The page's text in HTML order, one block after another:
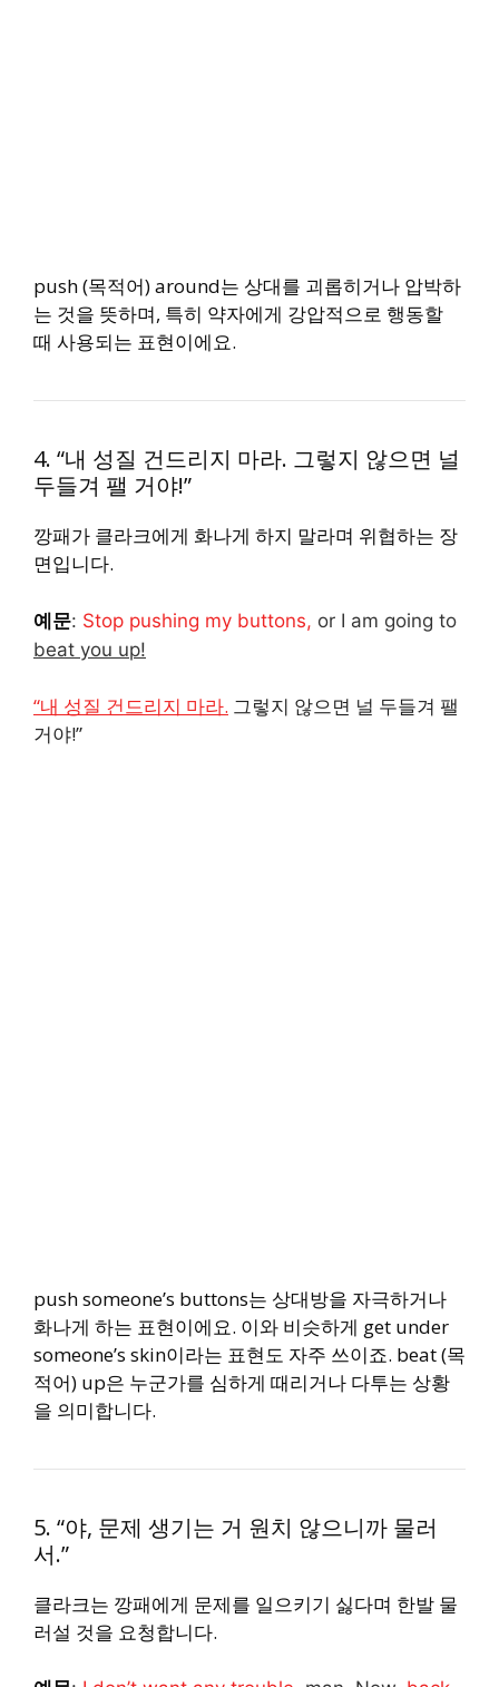
push (목적어) around는 상대를 괴롭히거나 압박하
는 것을 뜻하며, 특히 약자에게 강압적으로 행동할
때 사용되는 표현이에요.
4. “내 성질 건드리지 마라. 그렇지 않으면 널
두들겨 팰 거야!”
깡패가 클라크에게 화나게 하지 말라며 위협하는 장
면입니다.
예문: Stop pushing my buttons, or I am going to
beat you up!
“내 성질 건드리지 마라. 그렇지 않으면 널 두들겨 팰
거야!”
push someone’s buttons는 상대방을 자극하거나
화나게 하는 표현이에요. 이와 비슷하게 get under
someone’s skin이라는 표현도 자주 쓰이죠. beat (목
적어) up은 누군가를 심하게 때리거나 다투는 상황
을 의미합니다.
5. “야, 문제 생기는 거 원치 않으니까 물러
서.”
클라크는 깡패에게 문제를 일으키기 싫다며 한발 물
러설 것을 요청합니다.